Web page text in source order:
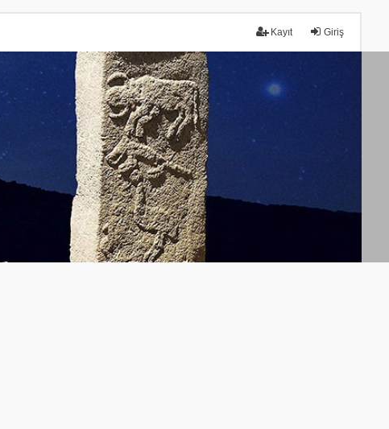
Giriş
Kayıt